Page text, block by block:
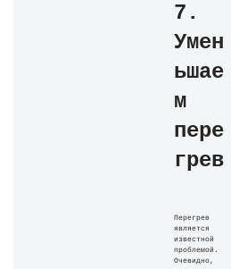
7.
Умен
ьшае
м
пере
грев
Перегрев
является
известной
проблемой.
Очевидно,